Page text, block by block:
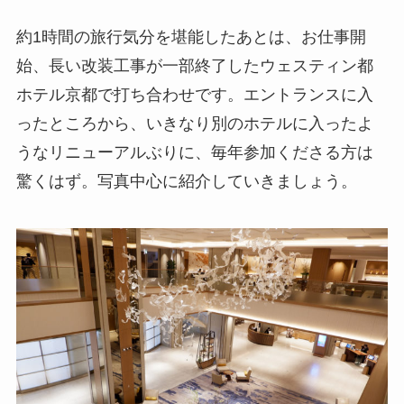
約1時間の旅行気分を堪能したあとは、お仕事開
始、長い改装工事が一部終了したウェスティン都
ホテル京都で打ち合わせです。エントランスに入
ったところから、いきなり別のホテルに入ったよ
うなリニューアルぶりに、毎年参加くださる方は
驚くはず。写真中心に紹介していきましょう。